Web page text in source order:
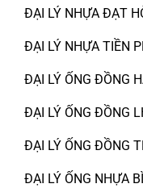
ĐẠI LÝ NHỰA ĐẠT
ĐẠI LÝ NHỰA TIỀN
ĐẠI LÝ ỐNG ĐỒNG
ĐẠI LÝ ỐNG ĐỒNG
ĐẠI LÝ ỐNG ĐỒNG
ĐẠI LÝ ỐNG NHỰA